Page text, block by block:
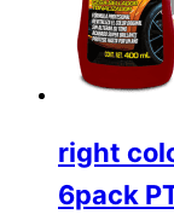
right
6pack